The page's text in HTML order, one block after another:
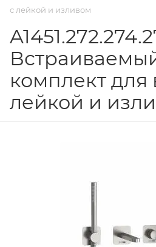
с лейкой и изливом
комплект для
лейкой и